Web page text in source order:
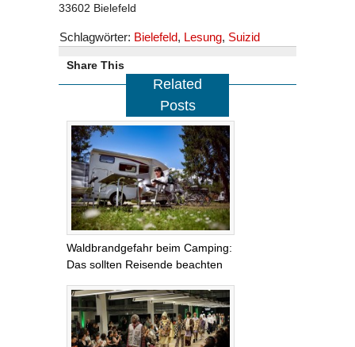
33602 Bielefeld
Schlagwörter: Bielefeld, Lesung, Suizid
Share This
Related
Posts
Waldbrandgefahr beim Camping:
Das sollten Reisende beachten